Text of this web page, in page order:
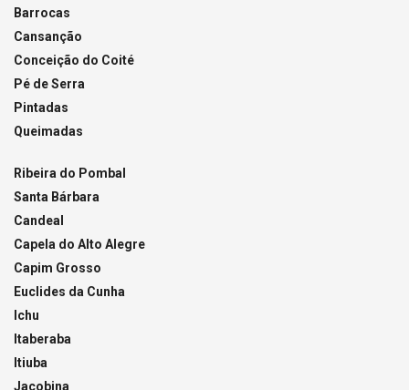
Barrocas
Cansanção
Conceição do Coité
Pé de Serra
Pintadas
Queimadas
Ribeira do Pombal
Santa Bárbara
Candeal
Capela do Alto Alegre
Capim Grosso
Euclides da Cunha
Ichu
Itaberaba
Itiuba
Jacobina